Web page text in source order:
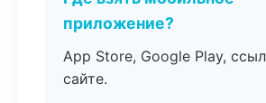
приложение?
App Store, Google Play,
сайте.